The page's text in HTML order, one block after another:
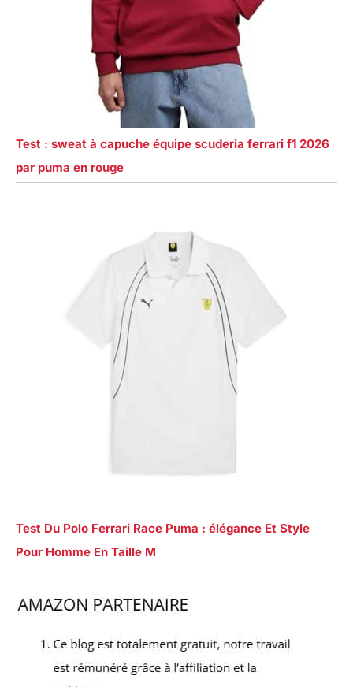
Test : sweat à capuche équipe scuderia ferrari f1 2026
par puma en rouge
Test Du Polo Ferrari Race Puma : élégance Et Style
Pour Homme En Taille M